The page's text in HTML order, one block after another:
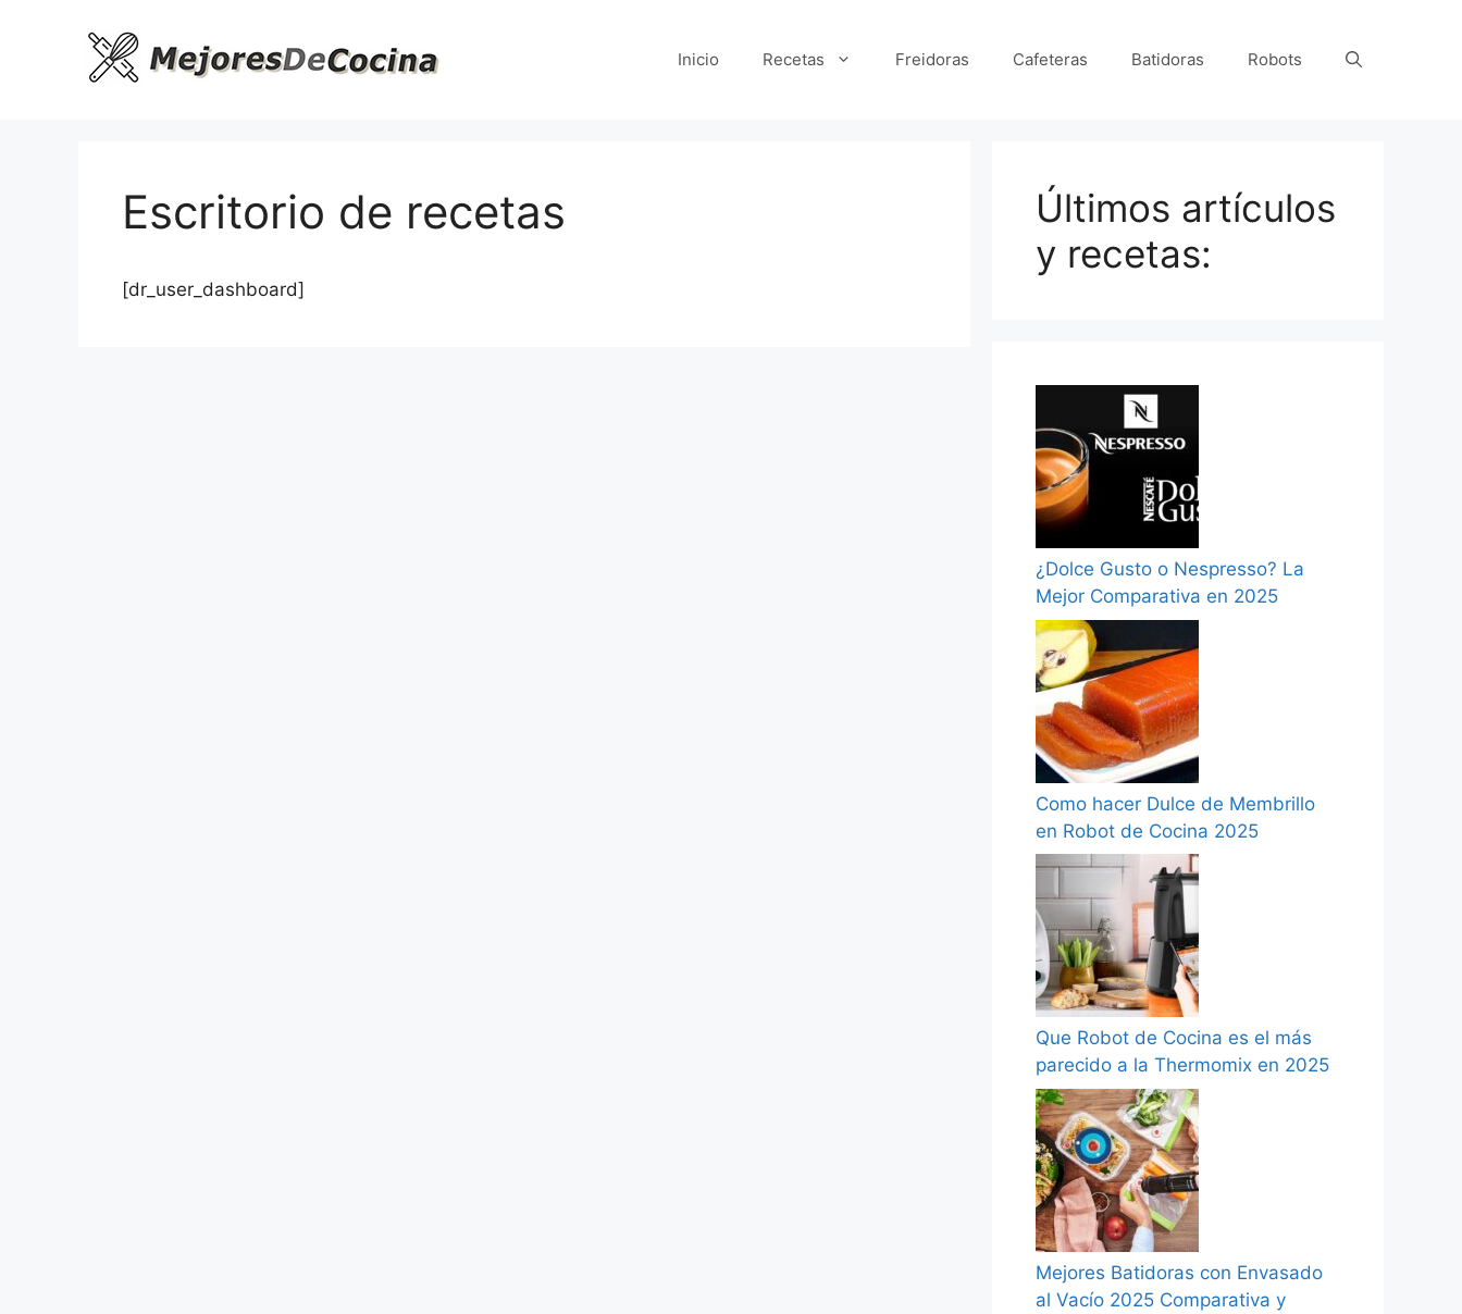
Inicio Recetas Freidoras Cafeteras Batidoras Robots
Escritorio de recetas
[dr_user_dashboard]
Últimos artículos
y recetas:
¿Dolce Gusto o Nespresso? La
Mejor Comparativa en 2025
Como hacer Dulce de Membrillo
en Robot de Cocina 2025
Que Robot de Cocina es el más
parecido a la Thermomix en 2025
Mejores Batidoras con Envasado
al Vacío 2025 Comparativa y